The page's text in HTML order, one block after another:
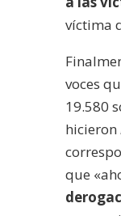
víctima
voces
19.580
hicieron
que